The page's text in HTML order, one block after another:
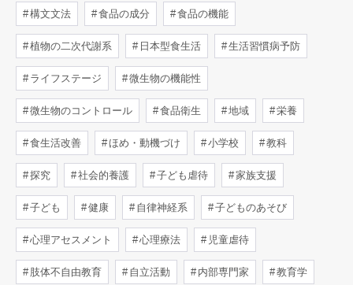
構文文法 食品の成分 食品の機能
植物の二次代謝系 日本型食生活 生活習慣病予防
ライフステージ 微生物の機能性
微生物のコントロール 食品衛生 地域 栄養
食生活改善 ほめ・動機づけ 小学校 教科
探究 社会的養護 子ども虐待 家族支援
子ども 健康 自律神経系 子どものあそび
心理アセスメント 心理療法 児童虐待
肢体不自由教育 自立活動 内部専門家 教育学